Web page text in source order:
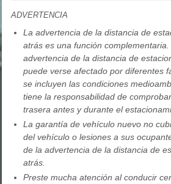
ADVERTENCIA
La advertencia de la distancia de
atrás es una función
advertencia de la distancia de
puede verse afectado por diferentes
se incluyen las condiciones
tiene la responsabilidad de
trasera antes y durante el
La garantía de vehículo nuevo no
del vehículo o lesiones a sus
de la advertencia de la distancia de
atrás.
Preste mucha atención al conducir